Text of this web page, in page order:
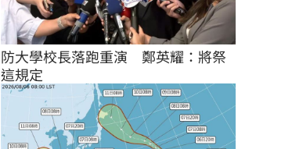
防大學校長落跑重演　鄭英耀：將祭
這規定